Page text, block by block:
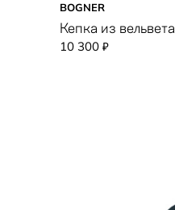
BOGNER
Кепка из вельвета
10 300 ₽